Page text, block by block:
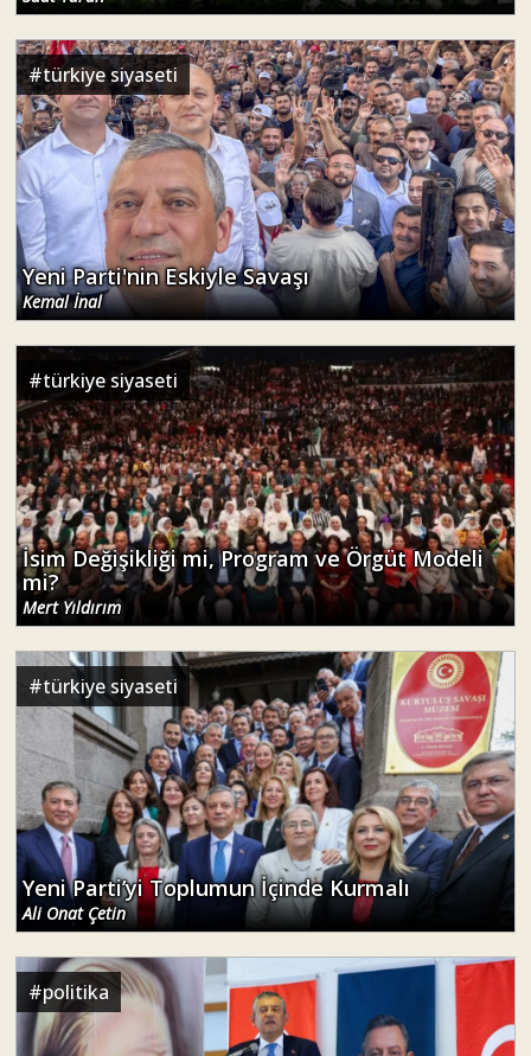
#türkiye siyaseti
Yeni Parti'nin Eskiyle Savaşı
Kemal İnal
#türkiye siyaseti
İsim Değişikliği mi, Program ve Örgüt Modeli
mi?
Mert Yıldırım
#türkiye siyaseti
Yeni Parti’yi Toplumun İçinde Kurmalı
Ali Onat Çetin
#politika